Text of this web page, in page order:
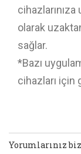
olarak
sağlar.
*Bazı
cihazları için
Yorumlarınız